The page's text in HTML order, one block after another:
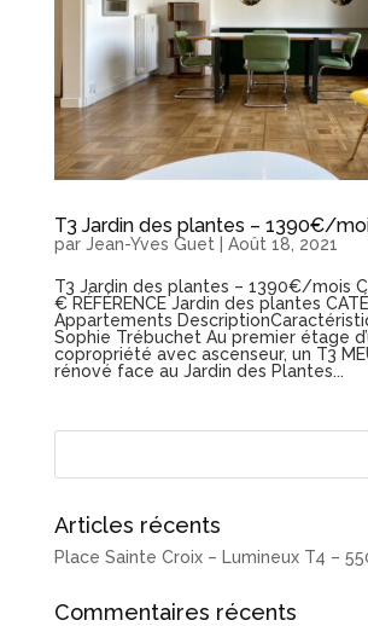
T3 Jardin des plantes – 1390€/
par Jean-Yves Guet Août 18, 2021
T3 Jardin des plantes – 1390€/mois
€ RÉFÉRENCE Jardin des plantes
Appartements
Sophie Trébuchet Au premier étage
copropriété avec ascenseur, un T3
rénové face au Jardin des Plantes...
Articles récents
Place Sainte Croix – Lumineux T4 –
Commentaires récents